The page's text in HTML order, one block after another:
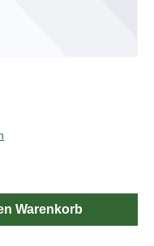
gewünschten
Warenkorb